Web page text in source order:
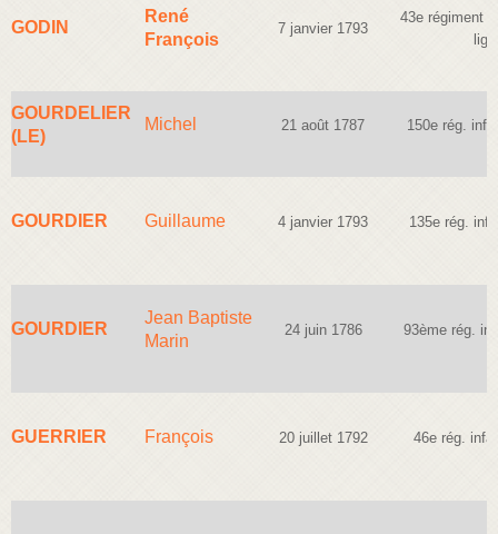
GODIN
René
François
7 janvier 1793
43e régiment
GOURDELIER
(LE)
Michel 21 août 1787 150e rég.
GOURDIER Guillaume 4 janvier 1793 135e rég.
GOURDIER
Jean Baptiste
Marin
24 juin 1786 93ème rég.
GUERRIER François 20 juillet 1792 46e rég.